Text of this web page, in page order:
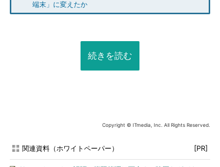
端末」に変えたか
続きを読む
Copyright © ITmedia, Inc. All Rights Reserved.
関連資料（ホワイトペーパー） [PR]